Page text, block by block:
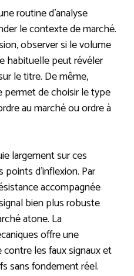
routine d’analyse
le contexte de marché.
observer si le volume
habituelle peut révéler
le titre. De même,
permet de choisir le type
au marché ou ordre à
largement sur ces
d’inflexion. Par
accompagnée
bien plus robuste
atone. La
offre une
les faux signaux et
sans fondement réel.